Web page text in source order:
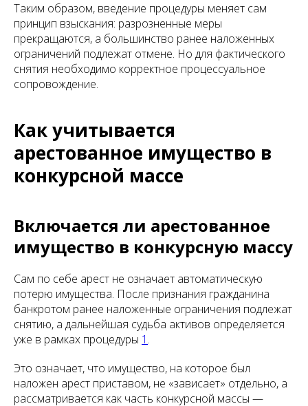
Таким образом, введение процедуры меняет сам
принцип взыскания: разрозненные меры
прекращаются, а большинство ранее наложенных
ограничений подлежат отмене. Но для фактического
снятия необходимо корректное процессуальное
сопровождение.
Как учитывается
арестованное имущество в
конкурсной массе
Включается ли арестованное
имущество в конкурсную массу
Сам по себе арест не означает автоматическую
потерю имущества. После признания гражданина
банкротом ранее наложенные ограничения подлежат
снятию, а дальнейшая судьба активов определяется
уже в рамках процедуры 1 .
Это означает, что имущество, на которое был
наложен арест приставом, не «зависает» отдельно, а
рассматривается как часть конкурсной массы —